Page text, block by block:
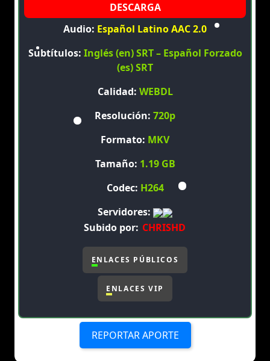
Audio: Español Latino AAC 2.0
Subtítulos: Inglés (en) SRT – Español Forzado
(es) SRT
Calidad: WEBDL
Resolución: 720p
Formato: MKV
Tamaño: 1.19 GB
Codec: H264
Servidores:
Subido por: CHRISHD
ENLACES PÚBLICOS
ENLACES VIP
REPORTAR APORTE